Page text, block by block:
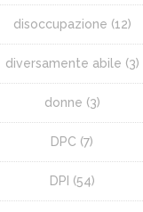
disoccupazione (12)
diversamente abile (3)
donne (3)
DPC (7)
DPI (54)